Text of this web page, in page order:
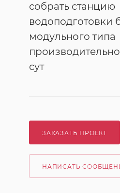
собрать станцию
водоподготовки
модульного типа
сут
ЗАКАЗАТЬ ПРОЕКТ
НАПИСАТЬ